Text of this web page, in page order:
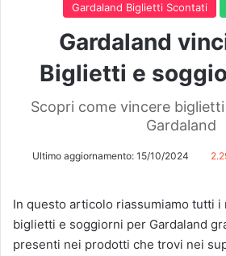
Gardaland Biglietti Scontati
Gardaland
Biglietti e
Scopri come vincere
Gardaland
Ultimo aggiornamento: 15/10/2024
In questo articolo riassumiamo tutti i
biglietti e soggiorni per Gardaland
presenti nei prodotti che trovi nei